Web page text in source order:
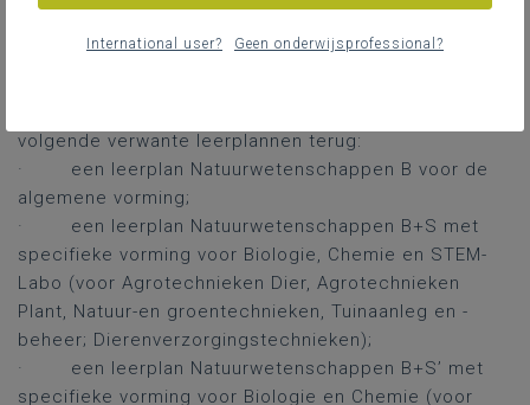
Samenhang in de derde graad
volgende verwante leerplannen terug:
·
een leerplan Natuurwetenschappen B voor de
algemene vorming;
·
een leerplan Natuurwetenschappen B+S met
specifieke vorming voor Biologie, Chemie en STEM-
Labo (voor Agrotechnieken Dier, Agrotechnieken
Plant, Natuur-en groentechnieken, Tuinaanleg en -
beheer; Dierenverzorgingstechnieken);
·
een leerplan Natuurwetenschappen B+S’ met
specifieke vorming voor Biologie en Chemie (voor
International user? Geen onderwijsprofessional?